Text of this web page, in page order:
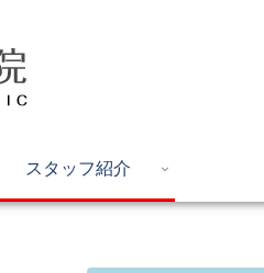
スタッフ紹介